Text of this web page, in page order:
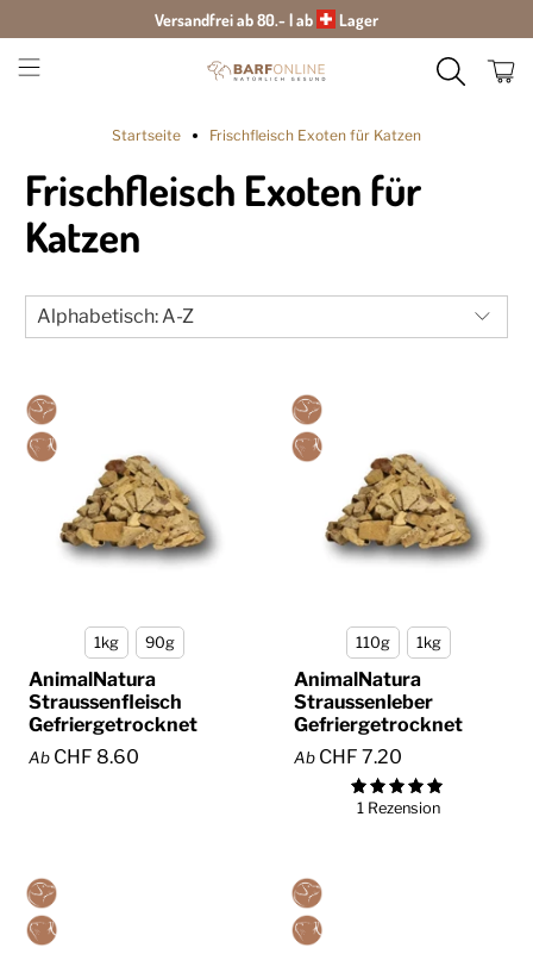
Versandfrei ab 80.- | ab Lager
Startseite Frischfleisch Exoten für Katzen
Frischfleisch Exoten für
Katzen
1kg 90g
AnimalNatura
Straussenfleisch
Gefriergetrocknet
Ab CHF 8.60
110g 1kg
AnimalNatura
Straussenleber
Gefriergetrocknet
Ab CHF 7.20
1 Rezension